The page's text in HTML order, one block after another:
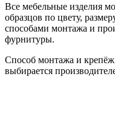
Все мебельные изделия
образцов по цвету,
способами монтажа и
фурнитуры.
Способ монтажа и
выбирается